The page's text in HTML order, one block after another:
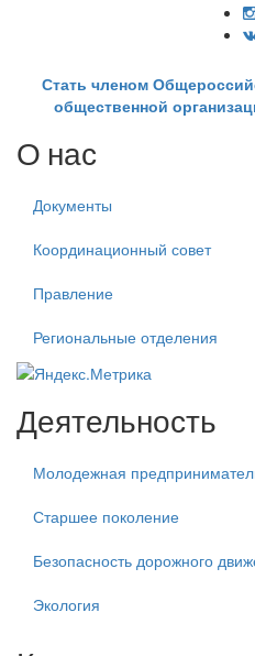
Стать членом
общественной
О нас
Документы
Координационный совет
Правление
Региональные отделения
Деятельность
Молодежная
Старшее поколение
Безопасность дорожного
Экология